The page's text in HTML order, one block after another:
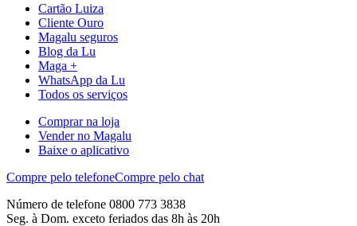
Cartão Luiza
Cliente Ouro
Magalu seguros
Blog da Lu
Maga +
WhatsApp da Lu
Todos os serviços
Comprar na loja
Vender no Magalu
Baixe o aplicativo
Compre pelo telefoneCompre pelo chat
Número de telefone 0800 773 3838
Seg. à Dom. exceto feriados das 8h às 20h